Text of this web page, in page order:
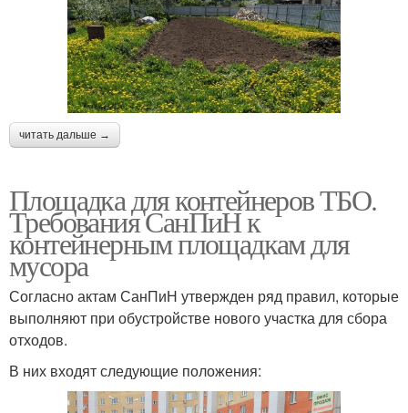
читать дальше →
Площадка для контейнеров ТБО.
Требования СанПиН к
контейнерным площадкам для
мусора
Согласно актам СанПиН утвержден ряд правил, которые
выполняют при обустройстве нового участка для сбора
отходов.
В них входят следующие положения: